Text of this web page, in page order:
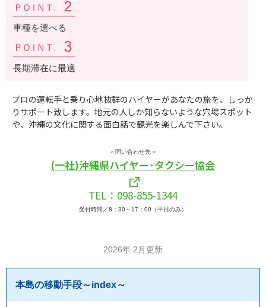
車種を選べる
長期滞在に最適
プロの運転手と乗り心地抜群のハイヤーがあなたの旅を、しっか
りサポート致します。地元の人しか知らないような穴場スポット
や、沖縄の文化に関する面白話で観光を楽しんで下さい。
＜問い合わせ先＞
(一社)沖縄県ハイヤー･タクシー協会
TEL：098-855-1344
受付時間／8：30～17：00（平日のみ）
2026年 2月更新
本島の移動手段～index～